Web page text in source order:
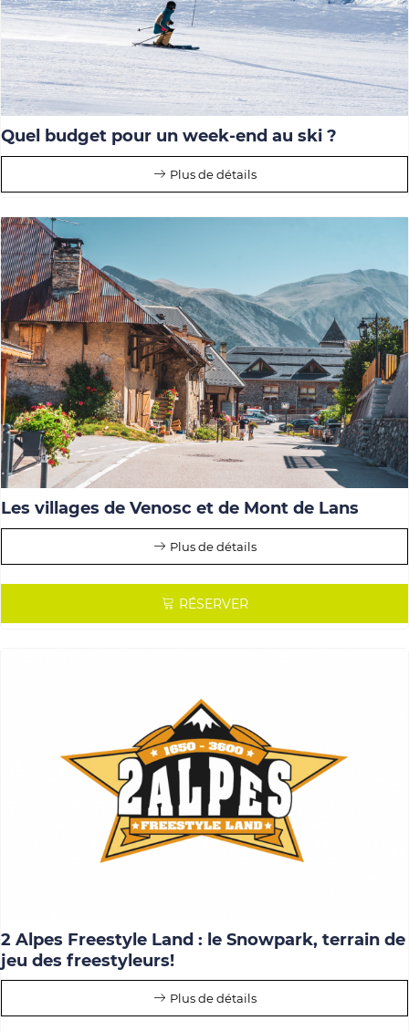
Quel budget pour un week-end au ski ?
Plus de détails
Les villages de Venosc et de Mont de Lans
Plus de détails
RÉSERVER
2 Alpes Freestyle Land : le Snowpark, terrain de
jeu des freestyleurs!
Plus de détails